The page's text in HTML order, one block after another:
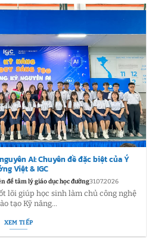
AI: Chuyên đề đặc biệt của Ý
Việt & IGC
đề tâm lý giáo dục học đường31.07.2026
lõi giúp học sinh làm chủ công nghệ
tạo Kỹ năng...
XEM TIẾP